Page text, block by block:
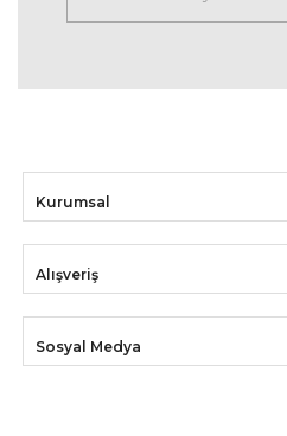
Kurumsal
Alışveriş
Sosyal Medya